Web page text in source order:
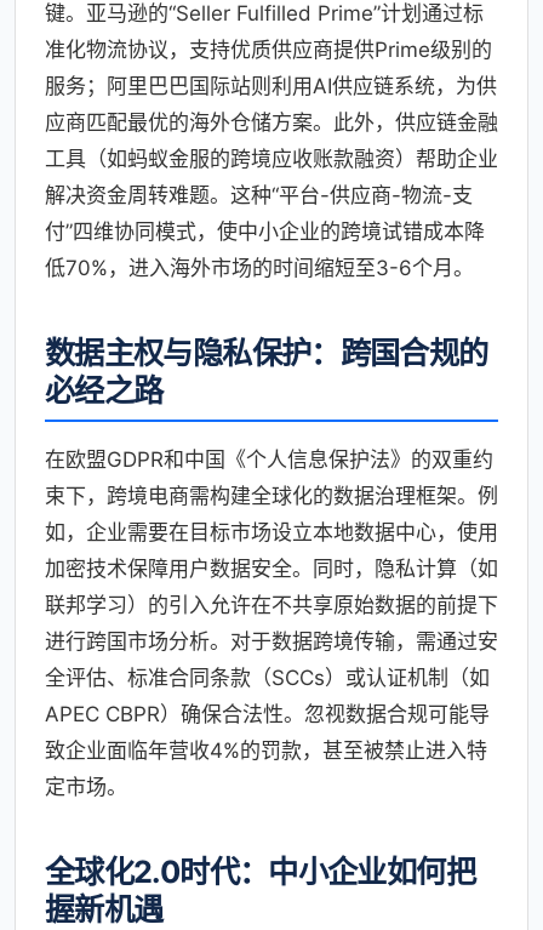
键。亚马逊的“Seller Fulfilled Prime”计划通过标
准化物流协议，支持优质供应商提供Prime级别的
服务；阿里巴巴国际站则利用AI供应链系统，为供
应商匹配最优的海外仓储方案。此外，供应链金融
工具（如蚂蚁金服的跨境应收账款融资）帮助企业
解决资金周转难题。这种“平台-供应商-物流-支
付”四维协同模式，使中小企业的跨境试错成本降
低70%，进入海外市场的时间缩短至3-6个月。
数据主权与隐私保护：跨国合规的
必经之路
在欧盟GDPR和中国《个人信息保护法》的双重约
束下，跨境电商需构建全球化的数据治理框架。例
如，企业需要在目标市场设立本地数据中心，使用
加密技术保障用户数据安全。同时，隐私计算（如
联邦学习）的引入允许在不共享原始数据的前提下
进行跨国市场分析。对于数据跨境传输，需通过安
全评估、标准合同条款（SCCs）或认证机制（如
APEC CBPR）确保合法性。忽视数据合规可能导
致企业面临年营收4%的罚款，甚至被禁止进入特
定市场。
全球化2.0时代：中小企业如何把
握新机遇